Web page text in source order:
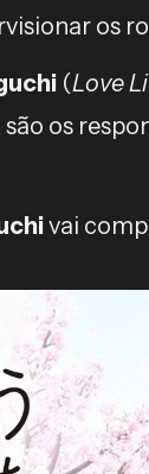
os
(Love
são os
vai